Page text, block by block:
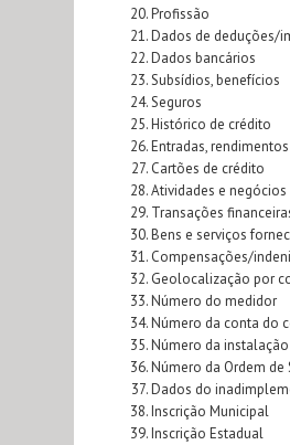
Profissão
Dados de deduções/
Dados bancários
Subsídios, benefícios
Seguros
Histórico de crédito
Entradas, rendimentos
Cartões de crédito
Atividades e negócios
Transações
Bens e serviços
Compensações/
Geolocalização por
Número do medidor
Número da conta do
Número da instalação
Número da Ordem de
Dados do
Inscrição Municipal
Inscrição Estadual